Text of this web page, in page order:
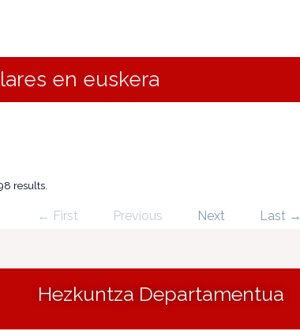
en euskera
results.
← First Previous Next Last →
Hezkuntza Departamentua